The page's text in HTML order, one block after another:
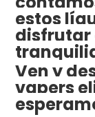
estos
disfrutar
Ven y
vapers